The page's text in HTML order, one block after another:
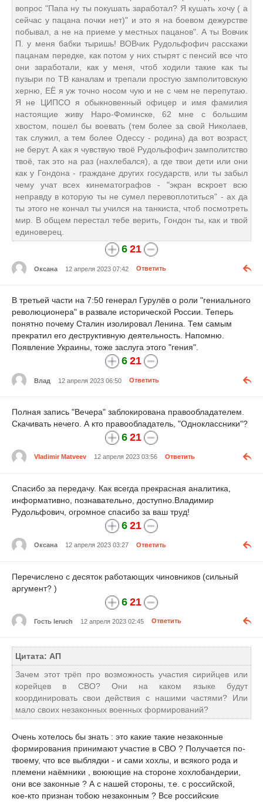
вопрос "Папа ну ты покушать заработал? Я кушать хочу ( а
сейчас у пацана почки нет)" и это я на боевом дежурстве
побывал, а не на приеме у местных пацанов". А ты Вовчик
П. у меня бабки тыришь! ВОВчик Рудольфофич расскажи
пацанам передке, как потом у них стырят с пенсий все что
они заработали, как у меня, чтоб ходили такие как ты
пузыри по ТВ каналам и трепали простую замполитовскую
херню, ЕЁ я уж точно носом чую и не с чем не перепутаю.
Я не ЦИПСО я обыкновенный офицер и имя фамилия
настоящие живу Наро-Фоминске, 62 мне с большим
хвостом, пошел бы воевать (тем более за свой Николаев,
так служил, а тем более Одессу - родина) да вот возраст,
не берут. А как я чувствую твоё Рудольфофич замполитство
твоё, так это на раз (нахлебался), а где твои дети или они
как у Гондона - граждане других государств, или ты забыл
чему учат всех кинематографов - "экран вскроет всю
неправду в которую ты не сумел перевоплотиться" - ах да
ты этого не кончал ты учился на танкиста, чтоб посмотреть
мир. В общем перестал тебе верить, Гондон ты, как и твой
единоверец.
6 21
Оксана 12 апреля 2023 07:42 Ответить
В третьей части на 7:50 генерал Гурулёв о роли "гениального
революционера" в развале исторической России. Теперь
понятно почему Сталин изолировал Ленина. Тем самым
прекратил его деструктивную деятельность. Напомню.
Появление Украины, тоже заслуга этого "гения".
6 21
Влад 12 апреля 2023 06:50 Ответить
Полная запись "Вечера" заблокирована правообладателем.
Скачивать нечего. А кто правообладатель, "Одноклассники"?
6 21
Vladimir Matveev 12 апреля 2023 03:56 Ответить
Спасибо за передачу. Как всегда прекрасная аналитика,
информативно, познавательно, доступно.Владимир
Рудольфович, огромное спасибо за ваш труд!
6 21
Оксана 12 апреля 2023 03:27 Ответить
Перечислено с десяток работающих чиновников (сильный
аргумент? )
6 21
Гость leruch 12 апреля 2023 02:45 Ответить
Цитата: АП
Зачем этот трёп про возможность участия сирийцев или
корейцев в СВО? Они на каком языке будут
координировать свои действия с нашими частями? Или
мало своих незаконных военных формирований?
Очень хотелось бы знать : это какие такие незаконные
формирования принимают участие в СВО ? Получается по-
твоему, что все выблядки - и сами хохлы, и всякого рода и
племени наёмники , воюющие на стороне хохлобандерии,
они все законные ? А с нашей стороны, т.е. с российской,
кое-кто признан тобою незаконным ? Все российские